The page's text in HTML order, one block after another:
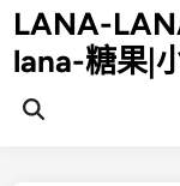
Skip
to
content
LANA-
lana-糖果|
Open